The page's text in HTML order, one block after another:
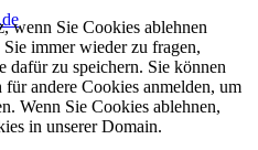
wenn Sie Cookies ablehnen
immer wieder zu fragen,
dafür zu speichern. Sie können
andere Cookies anmelden, um
Wenn Sie Cookies ablehnen,
in unserer Domain.